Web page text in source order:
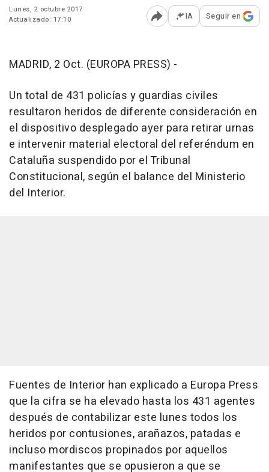
Lunes, 2 octubre 2017
Actualizado: 17:10
Abrir opciones para
IA Seguir en
MADRID, 2 Oct. (EUROPA PRESS) -
Un total de 431 policías y guardias civiles
resultaron heridos de diferente consideración en
el dispositivo desplegado ayer para retirar urnas
e intervenir material electoral del referéndum en
Cataluña suspendido por el Tribunal
Constitucional, según el balance del Ministerio
del Interior.
Fuentes de Interior han explicado a Europa Press
que la cifra se ha elevado hasta los 431 agentes
después de contabilizar este lunes todos los
heridos por contusiones, arañazos, patadas e
incluso mordiscos propinados por aquellos
manifestantes que se opusieron a que se